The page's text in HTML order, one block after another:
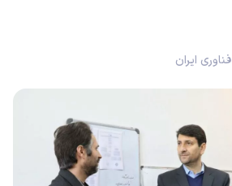
فناوری ایران